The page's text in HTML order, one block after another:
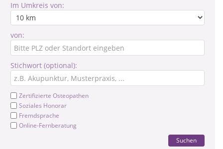
Im Umkreis von:
von:
Stichwort (optional):
Zertifizierte Osteopathen
Soziales Honorar
Fremdsprache
Online-Fernberatung
Suchen